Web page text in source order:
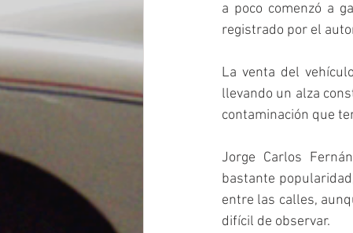
a poco comenzó a
registrado por el
La venta del
llevando un alza
contaminación que
Jorge Carlos
bastante
entre las calles,
difícil de observar.